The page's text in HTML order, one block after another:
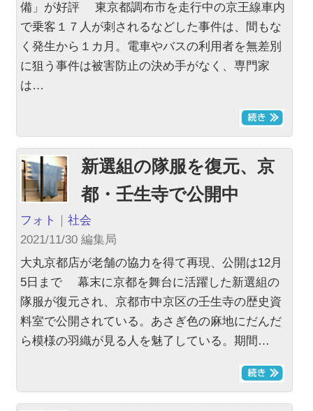
備」が好評 東京都調布市を走行中の京王線車内
で乗客１７人が刺されるなどした事件は、間もな
く発生から１カ月。電車やバスの利用者を無差別
に狙う事件は被害防止の決め手がなく、専門家
は…
新選組の隊服を復元、京
都・壬生寺で公開中
フォト ｜社会
2021/11/30 編集局
大丸京都店が老舗の協力を得て再現、公開は12月
5日まで 幕末に京都を舞台に活躍した新選組の
隊服が復元され、京都市中京区の壬生寺の歴史資
料室で公開されている。あさぎ色の麻地にだんだ
ら模様の羽織が見る人を魅了している。期間…